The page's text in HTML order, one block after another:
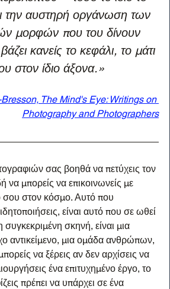
την αυστηρή οργάνωση των
μορφών που του δίνουν
κανείς το κεφάλι, το μάτι
στον ίδιο άξονα.»
The Mind's Eye: Writings on
Photography and Photographers
σας βοηθά να πετύχεις τον
μπορείς να επικοινωνείς με
σου στον κόσμο. Αυτό που
είναι αυτό που σε ωθεί
σκηνή, είναι μια
αντικείμενο, μια ομάδα ανθρώπων,
να ξέρεις αν δεν αρχίσεις να
ένα επιτυχημένο έργο, το
πρέπει να υπάρχει σε ένα